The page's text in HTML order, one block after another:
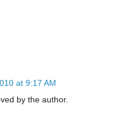
at 9:17 AM
by the author.